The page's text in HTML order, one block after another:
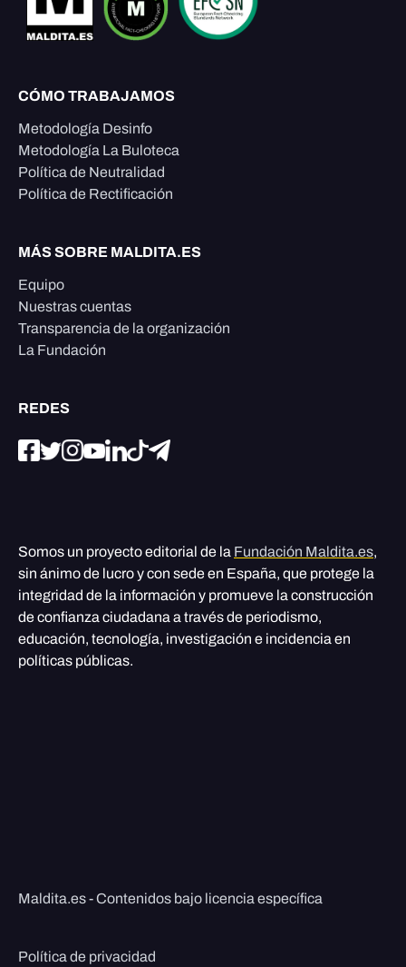
CÓMO TRABAJAMOS
Metodología Desinfo
Metodología La Buloteca
Política de Neutralidad
Política de Rectificación
MÁS SOBRE MALDITA.ES
Equipo
Nuestras cuentas
Transparencia de la organización
La Fundación
REDES
Somos un proyecto editorial de la Fundación Maldita.es,
sin ánimo de lucro y con sede en España, que protege la
integridad de la información y promueve la construcción
de confianza ciudadana a través de periodismo,
educación, tecnología, investigación e incidencia en
políticas públicas.
Maldita.es - Contenidos bajo licencia específica
Política de privacidad